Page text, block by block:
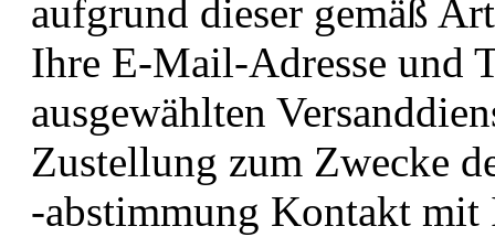
aufgrund dieser gemäß
Ihre E-Mail-Adresse und
ausgewählten
Zustellung zum Zwecke
-abstimmung Kontakt mit